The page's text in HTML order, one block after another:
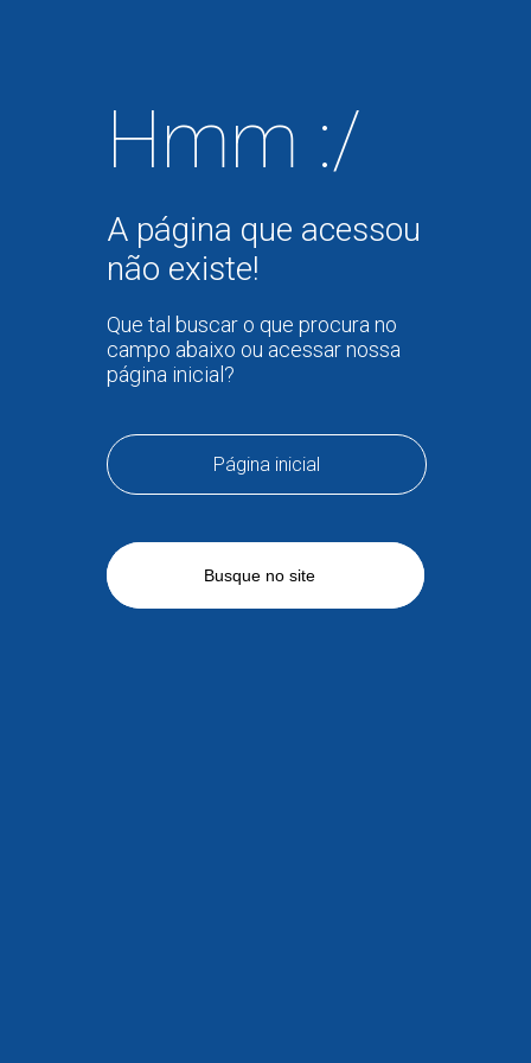
Hmm :/
A página que acessou
não existe!
Que tal buscar o que procura no
campo abaixo ou acessar nossa
página inicial?
Página inicial